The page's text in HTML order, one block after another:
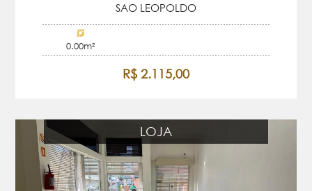
SAO LEOPOLDO
0.00m²
R$ 2.115,00
LOJA